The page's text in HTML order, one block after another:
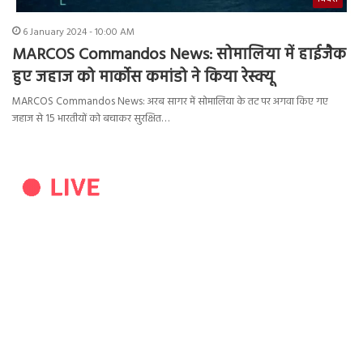
6 January 2024 - 10:00 AM
MARCOS Commandos News: सोमालिया में हाईजैक
हुए जहाज को मार्कोस कमांडो ने किया रेस्क्यू
MARCOS Commandos News: अरब सागर में सोमालिया के तट पर अगवा किए गए
जहाज से 15 भारतीयों को बचाकर सुरक्षित…